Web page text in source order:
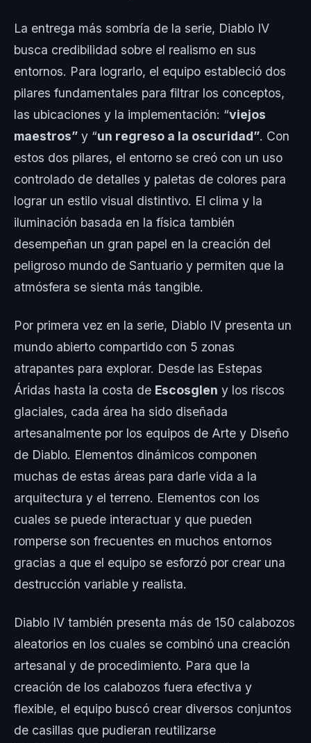
La entrega más sombría de la serie, Diablo IV
busca credibilidad sobre el realismo en sus
entornos. Para lograrlo, el equipo estableció dos
pilares fundamentales para filtrar los conceptos,
las ubicaciones y la implementación: “viejos
maestros” y “un regreso a la oscuridad”. Con
estos dos pilares, el entorno se creó con un uso
controlado de detalles y paletas de colores para
lograr un estilo visual distintivo. El clima y la
iluminación basada en la física también
desempeñan un gran papel en la creación del
peligroso mundo de Santuario y permiten que la
atmósfera se sienta más tangible.
Por primera vez en la serie, Diablo IV presenta un
mundo abierto compartido con 5 zonas
atrapantes para explorar. Desde las Estepas
Áridas hasta la costa de Escosglen y los riscos
glaciales, cada área ha sido diseñada
artesanalmente por los equipos de Arte y Diseño
de Diablo. Elementos dinámicos componen
muchas de estas áreas para darle vida a la
arquitectura y el terreno. Elementos con los
cuales se puede interactuar y que pueden
romperse son frecuentes en muchos entornos
gracias a que el equipo se esforzó por crear una
destrucción variable y realista.
Diablo IV también presenta más de 150 calabozos
aleatorios en los cuales se combinó una creación
artesanal y de procedimiento. Para que la
creación de los calabozos fuera efectiva y
flexible, el equipo buscó crear diversos conjuntos
de casillas que pudieran reutilizarse